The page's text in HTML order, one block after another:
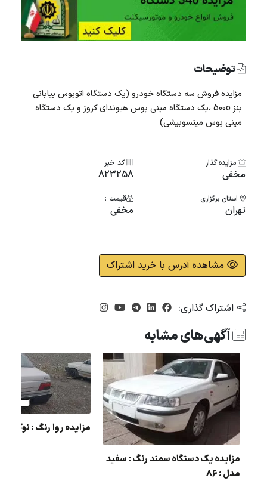
توضیحات
مزایده فروش سه دستگاه خودرو (یک دستگاه اتوبوس بیابانی
بنز 500o ،یک دستگاه مینی بوس هیوندای کروز و یک دستگاه
مینی بوس میتسوبیشی)
مزایده گذار
مخفی
کد خبر
823258
استان برگزاری
تهران
قیمت :
مخفی
مشاهده آدرس با خرید اشتراک
اشتراک گذاری:
آگهی‌های مشابه
مزایده روا رنگ : نوک
مزایده یک دستگاه سمند رنگ : سفید
مدل : 86